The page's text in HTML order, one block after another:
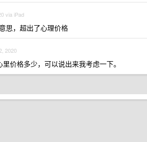
via iPad
思，超出了心理价格
2020
价格多少，可以说出来我考虑一下。